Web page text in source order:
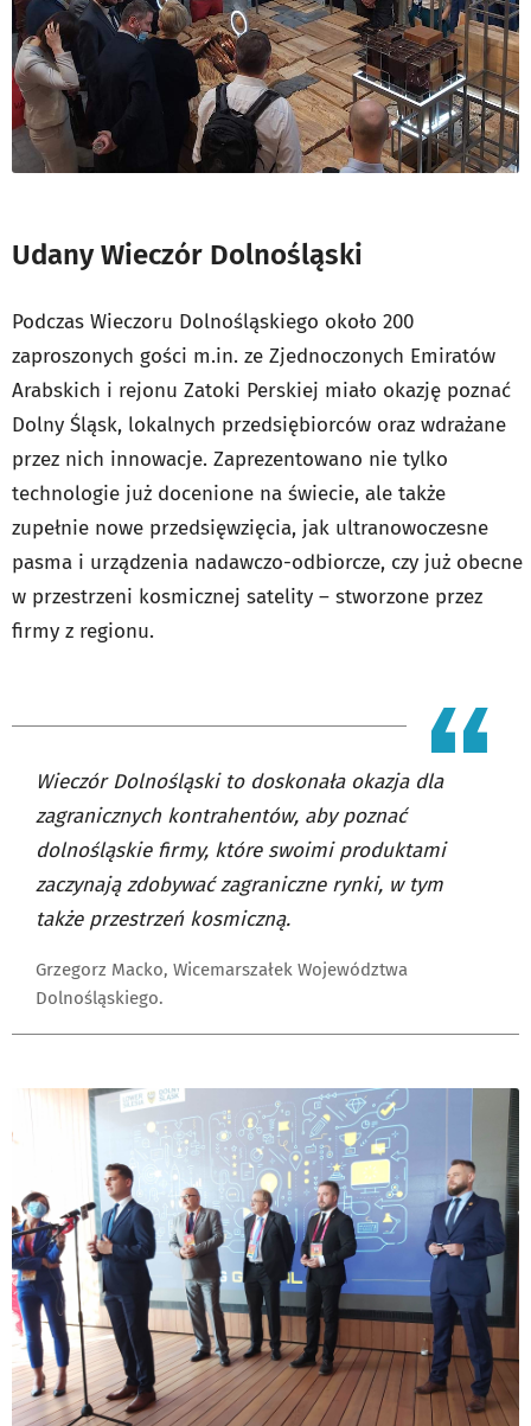
Udany Wieczór Dolnośląski
Podczas Wieczoru Dolnośląskiego około 200
zaproszonych gości m.in. ze Zjednoczonych Emiratów
Arabskich i rejonu Zatoki Perskiej miało okazję poznać
Dolny Śląsk, lokalnych przedsiębiorców oraz wdrażane
przez nich innowacje. Zaprezentowano nie tylko
technologie już docenione na świecie, ale także
zupełnie nowe przedsięwzięcia, jak ultranowoczesne
pasma i urządzenia nadawczo-odbiorcze, czy już obecne
w przestrzeni kosmicznej satelity – stworzone przez
firmy z regionu.
Wieczór Dolnośląski to doskonała okazja dla
zagranicznych kontrahentów, aby poznać
dolnośląskie firmy, które swoimi produktami
zaczynają zdobywać zagraniczne rynki, w tym
także przestrzeń kosmiczną.
Grzegorz Macko, Wicemarszałek Województwa
Dolnośląskiego.